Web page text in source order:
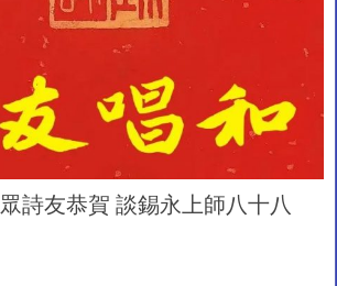
詩友恭賀 談錫永上師八十八